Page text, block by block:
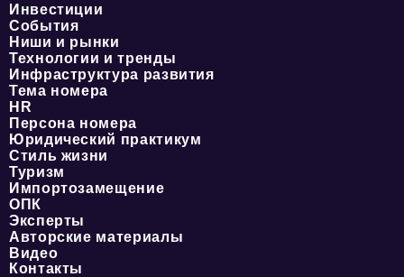
Инвестиции
События
Ниши и рынки
Технологии и тренды
Инфраструктура развития
Тема номера
HR
Персона номера
Юридический практикум
Стиль жизни
Туризм
Импортозамещение
ОПК
Эксперты
Авторские материалы
Видео
Контакты